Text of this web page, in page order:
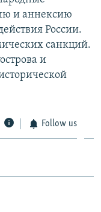
и аннексию
России.
санкций.
и
Follow us